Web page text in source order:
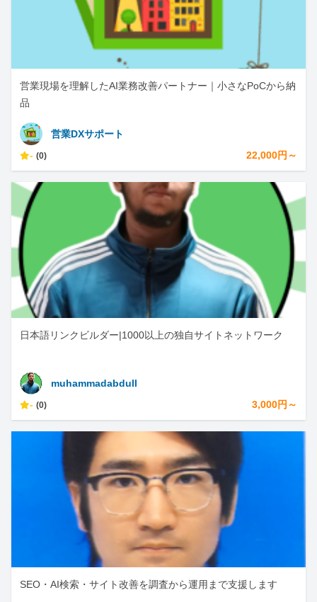
営業現場を理解したAI業務改善パートナー｜小さなPoCから納
品
営業DXサポート
- (0) 22,000円～
日本語リンクビルダー|1000以上の独自サイトネットワーク
muhammadabdull
- (0) 3,000円～
SEO・AI検索・サイト改善を調査から運用まで支援します